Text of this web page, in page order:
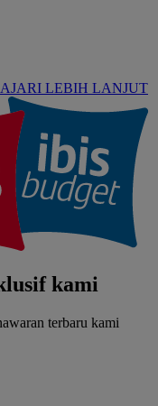
LEBIH LANJUT
kami
terbaru kami